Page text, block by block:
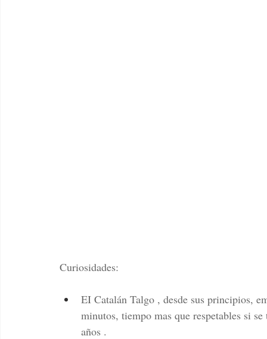
Curiosidades:
EI Catalán Talgo , desde sus principios,
minutos, tiempo mas que respetables si
años .